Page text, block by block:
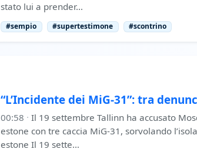
stato lui a prender…
#sempio #supertestimone #scontrino
“L’Incidente dei MiG-31”: tra
00:58 · Il 19 settembre Tallinn ha accusato
estone con tre caccia MiG-31, sorvolando
estone Il 19 sette…